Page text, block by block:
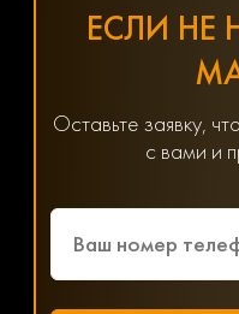
ЕСЛИ
Оставьте заявку,
с вами и